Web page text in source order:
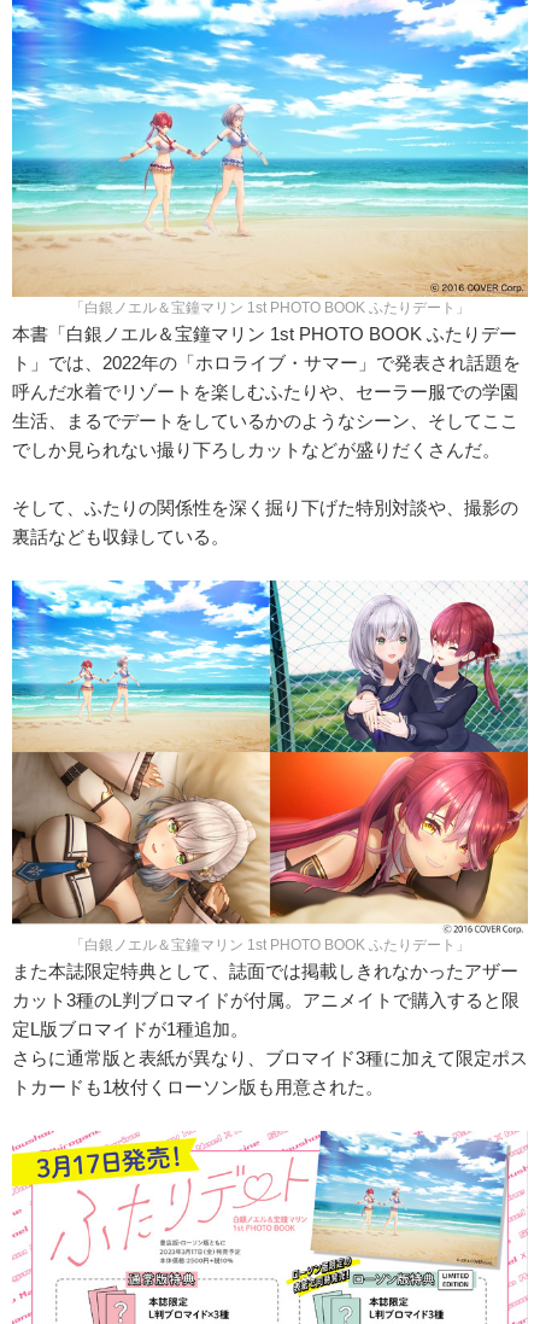
「白銀ノエル＆宝鐘マリン 1st PHOTO BOOK ふたりデート」
本書「白銀ノエル＆宝鐘マリン 1st PHOTO BOOK ふたりデー
ト」では、2022年の「ホロライブ・サマー」で発表され話題を
呼んだ水着でリゾートを楽しむふたりや、セーラー服での学園
生活、まるでデートをしているかのようなシーン、そしてここ
でしか見られない撮り下ろしカットなどが盛りだくさんだ。
そして、ふたりの関係性を深く掘り下げた特別対談や、撮影の
裏話なども収録している。
「白銀ノエル＆宝鐘マリン 1st PHOTO BOOK ふたりデート」
また本誌限定特典として、誌面では掲載しきれなかったアザー
カット3種のL判ブロマイドが付属。アニメイトで購入すると限
定L版ブロマイドが1種追加。
さらに通常版と表紙が異なり、ブロマイド3種に加えて限定ポス
トカードも1枚付くローソン版も用意された。